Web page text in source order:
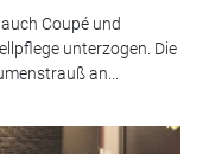
Coupé und
unterzogen. Die
an...